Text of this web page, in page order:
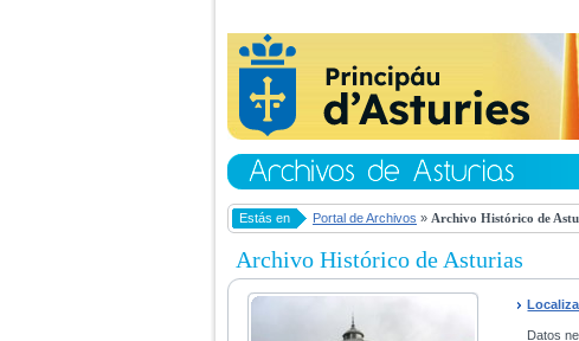
Estás en Portal de Archivos » Archivo Histórico de
Archivo Histórico de Asturias
Datos